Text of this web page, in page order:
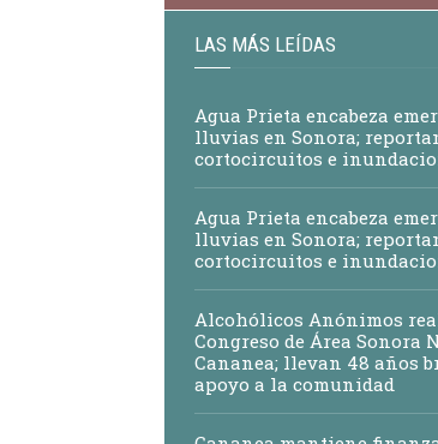
LAS MÁS LEÍDAS
Agua Prieta encabeza
lluvias en Sonora;
cortocircuitos e
Agua Prieta encabeza
lluvias en Sonora;
cortocircuitos e
Alcohólicos Anónimos
Congreso de Área Sonora
Cananea; llevan 48 años
apoyo a la comunidad